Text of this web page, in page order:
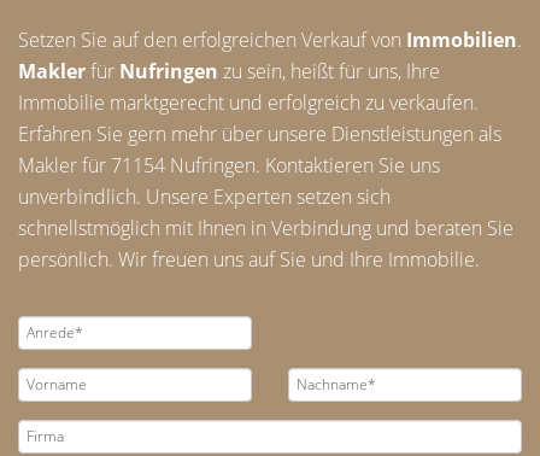
Setzen Sie auf den erfolgreichen Verkauf von Immobilien.
Maklerfür Nufringen zu sein, heißt für uns, Ihre
Immobilie marktgerecht und erfolgreich zu verkaufen.
Erfahren Sie gern mehr über unsere Dienstleistungen als
Makler für 71154 Nufringen. Kontaktieren Sie uns
unverbindlich. Unsere Experten setzen sich
schnellstmöglich mit Ihnen in Verbindung und beraten Sie
persönlich. Wir freuen uns auf Sie und Ihre Immobilie.